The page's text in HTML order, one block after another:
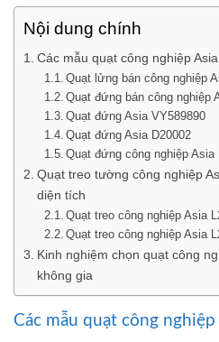
Nội dung chính
Các mẫu quạt công nghiệp
Quạt lửng bán công nghiệp
Quạt đứng bán công nghiệp
Quạt đứng Asia VY589890
Quạt đứng Asia D20002
Quạt đứng công nghiệp Asia
Quạt treo tường công nghiệp
diện tích
Quạt treo công nghiệp Asia
Quạt treo công nghiệp Asia
Kinh nghiệm chọn quạt công
không gia
Các mẫu quạt công